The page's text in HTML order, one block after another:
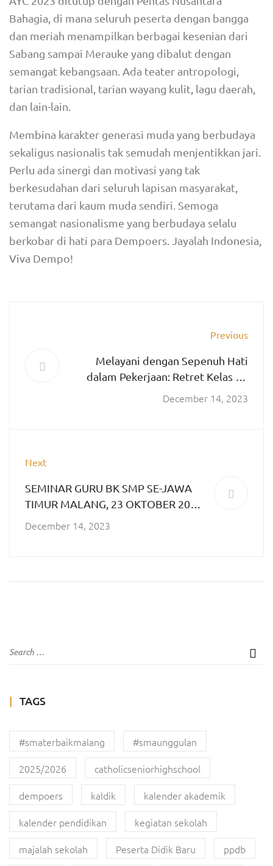
Bahagia, di mana seluruh peserta dengan bangga
dan meriah menampilkan berbagai kesenian dari
Sabang sampai Merauke yang dibalut dengan
semangat kebangsaan. Ada teater antropologi,
tarian tradisional, tarian wayang kulit, lagu daerah,
dan lain-lain.
Membina karakter generasi muda yang berbudaya
sekaligus nasionalis tak semudah menjentikkan jari.
Perlu ada sinergi dan motivasi yang tak
berkesudahan dari seluruh lapisan masyarakat,
terutama dari kaum muda sendiri. Semoga
semangat nasionalisme yang berbudaya selalu
berkobar di hati para Dempoers. Jayalah Indonesia,
Viva Dempo!
Previous
Melayani dengan Sepenuh Hati
dalam Pekerjaan: Retret Kelas XII
Tahun 2023
December 14, 2023
Next
SEMINAR GURU BK SMP SE-JAWA
TIMUR MALANG, 23 OKTOBER 2023
“REMAJA DAN
December 14, 2023
TAGS
#smaterbaikmalang
#smaunggulan
2025/2026
catholicseniorhighschool
dempoers
kaldik
kalender akademik
kalender pendidikan
kegiatan sekolah
majalah sekolah
Peserta Didik Baru
ppdb